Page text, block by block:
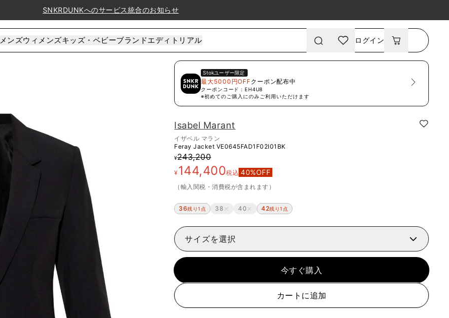
SNKRDUNKへのサービス統合のお知らせ
メンズウィメンズキッズ・ベビーブランドエディトリアル ログイン
Stokユーザー限定
最大5000円OFFクーポン配布中
クーポンコード： EH4U8
※初めてのご購入にのみご利用いただけます
Isabel Marant
イザベル マラン
Feray Jacket VE0645FAD1F02I01BK
¥243,200
¥144,400税込 40%OFF
（輸入関税・消費税が含まれます）
36残り1点 38 40 42残り1点
サイズを選択
今すぐ購入
カートに追加